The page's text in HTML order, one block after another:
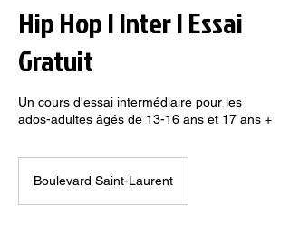
Hip Hop | Inter | Essai
Gratuit
Un cours d'essai intermédiaire pour les
ados-adultes âgés de 13-16 ans et 17 ans +
Boulevard Saint-Laurent